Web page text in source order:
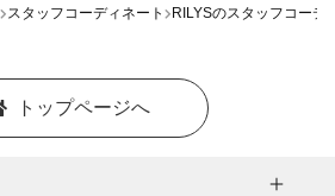
スタッフコーディネート RILYSのスタッフコーデ
トップページへ